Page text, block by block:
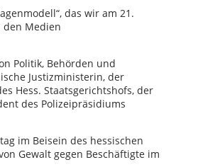
das wir am 21.
Medien
Politik, Behörden und
Justizministerin, der
Hess. Staatsgerichtshofs, der
des Polizeipräsidiums
im Beisein des hessischen
Gewalt gegen Beschäftigte im